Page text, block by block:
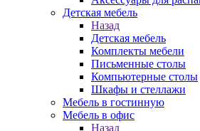
Детская мебель
Назад
Детская мебель
Комплекты мебели
Письменные столы
Компьютерные столы
Шкафы и стеллажи
Мебель в гостинную
Мебель в офис
Назад